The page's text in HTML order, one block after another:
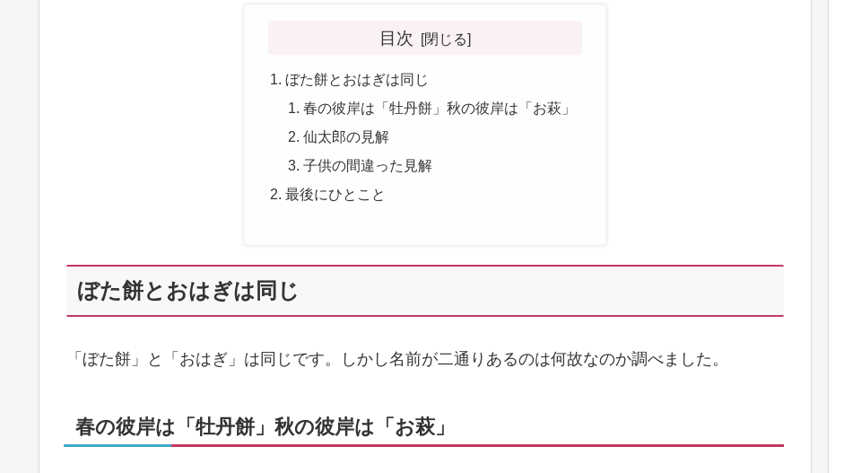
目次
ぼた餅とおはぎは同じ
春の彼岸は「牡丹餅」秋の彼岸は「お萩」
仙太郎の見解
子供の間違った見解
最後にひとこと
ぼた餅とおはぎは同じ
「ぼた餅」と「おはぎ」は同じです。しかし名前が二通りあるのは何故なのか調べました。
春の彼岸は「牡丹餅」秋の彼岸は「お萩」